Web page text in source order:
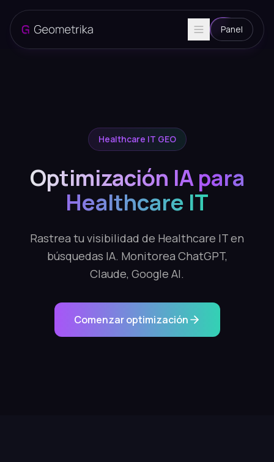
Panel
Healthcare IT GEO
Optimización IA para
Healthcare IT
Rastrea tu visibilidad de Healthcare IT en
búsquedas IA. Monitorea ChatGPT,
Claude, Google AI.
Comenzar optimización